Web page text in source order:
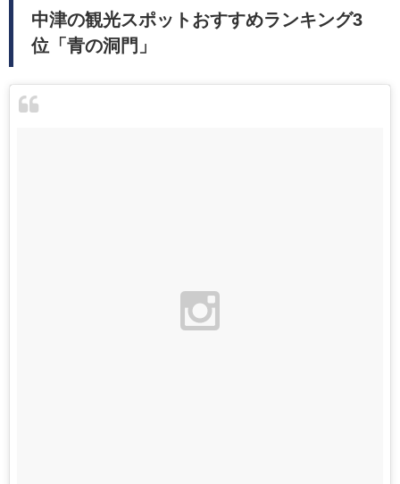
中津の観光スポットおすすめランキング3
位「青の洞門」